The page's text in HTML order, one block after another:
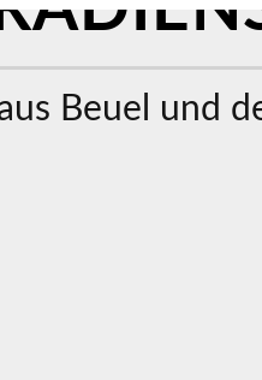
Beuel und